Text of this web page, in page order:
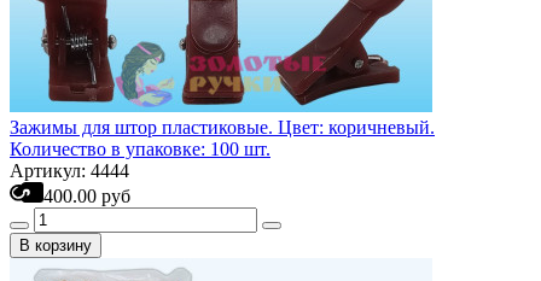
Зажимы для штор пластиковые. Цвет: коричневый.
Количество в упаковке: 100 шт.
Артикул: 4444
400.00 руб
В корзину